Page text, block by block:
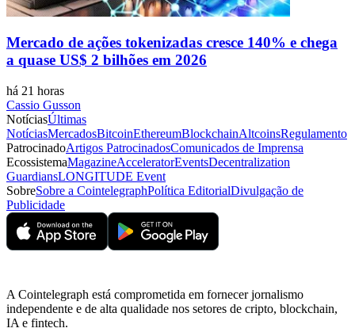
Mercado de ações tokenizadas cresce 140% e chega
a quase US$ 2 bilhões em 2026
há 21 horas
Cassio Gusson
NotíciasÚltimas
NotíciasMercadosBitcoinEthereumBlockchainAltcoinsRegulamento
PatrocinadoArtigos PatrocinadosComunicados de Imprensa
EcossistemaMagazineAcceleratorEventsDecentralization
GuardiansLONGITUDE Event
SobreSobre a CointelegraphPolítica EditorialDivulgação de
Publicidade
A Cointelegraph está comprometida em fornecer jornalismo
independente e de alta qualidade nos setores de cripto, blockchain,
IA e fintech.